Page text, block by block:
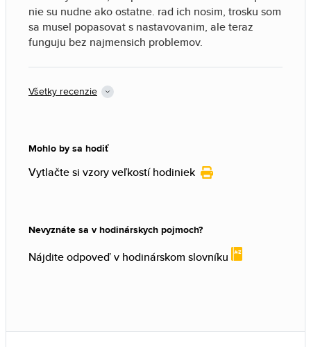
nie su nudne ako ostatne. rad ich nosim, trosku som
sa musel popasovat s nastavovanim, ale teraz
funguju bez najmensich problemov.
Všetky recenzie
Mohlo by sa hodiť
Vytlačte si vzory veľkostí hodiniek
Nevyznáte sa v hodinárskych pojmoch?
Nájdite odpoveď v hodinárskom slovníku